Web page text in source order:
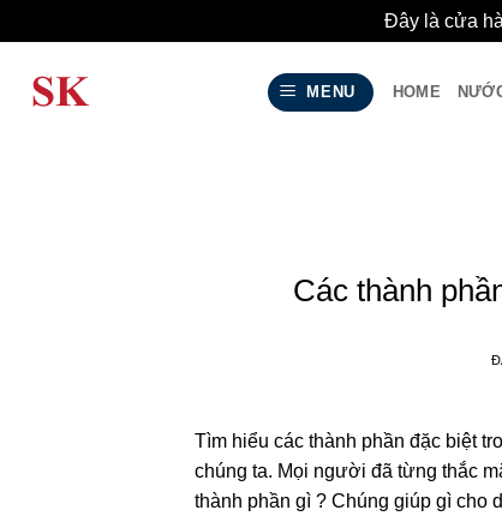
Đây là cửa
MENU HOME
Các thành
Tìm hiểu các thành phần đặc biệt
chúng ta. Mọi người đã từng thắc
thành phần gì ? Chúng giúp gì cho